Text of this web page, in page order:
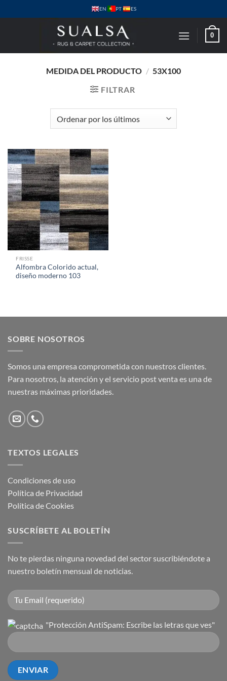
al
EN PT ES
0
MEDIDA DEL PRODUCTO / 53X100
FILTRAR
FRISSE
Alfombra Colorido actual,
diseño moderno 103
SOBRE NOSOTROS
Somos una empresa comprometida con nuestros clientes.
Para nosotros, la atención y el servicio post venta es una de
nuestras máximas prioridades.
TEXTOS LEGALES
Condiciones de uso
Política de Privacidad
Política de Cookies
SUSCRÍBETE AL BOLETÍN
No te pierdas ninguna novedad del sector suscribiéndote a
nuestro boletín mensual de noticias.
"Protección AntiSpam: Escribe las letras que ves"